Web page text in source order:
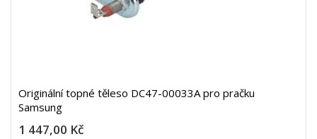
Originální topné těleso DC47-00033A pro pračku
Samsung
1 447,00 Kč